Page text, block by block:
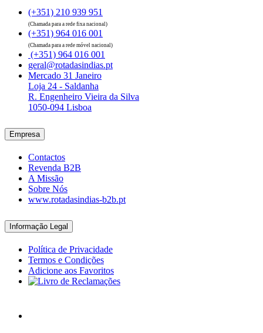
(+351) 210 939 951
(Chamada para a rede fixa nacional)
(+351) 964 016 001
(Chamada para a rede móvel nacional)
(+351) 964 016 001
geral@rotadasindias.pt
Mercado 31 Janeiro
Loja 24 - Saldanha
R. Engenheiro Vieira da Silva
1050-094 Lisboa
Empresa
Contactos
Revenda B2B
A Missão
Sobre Nós
www.rotadasindias-b2b.pt
Informação Legal
Política de Privacidade
Termos e Condições
Adicione aos Favoritos